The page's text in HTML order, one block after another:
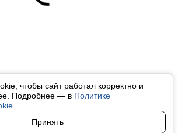
чтобы сайт работал корректно и
Подробнее — в Политике
Принять